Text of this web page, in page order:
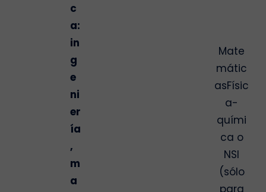
c
a:
in
g
e
ni
er
ía
,
m
a
Mate
mátic
asFísic
a-
quími
ca o
NSI
(sólo
para